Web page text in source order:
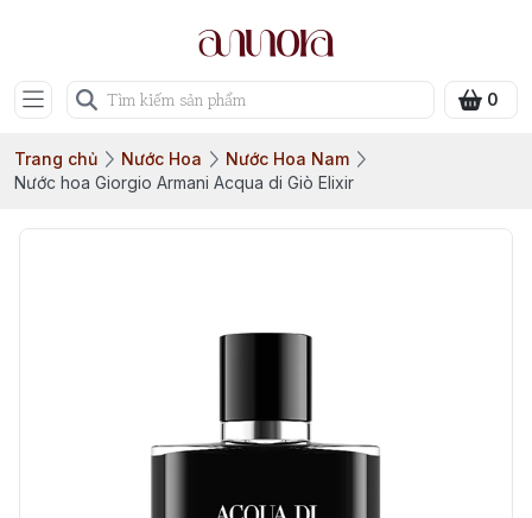
0
Trang chủ Nước Hoa
Nước Hoa Nam
Nước hoa Giorgio Armani Acqua di Giò Elixir